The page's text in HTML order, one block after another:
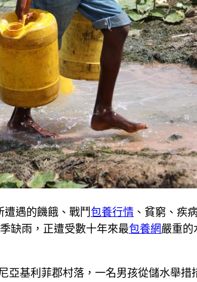
遭遇的饑餓、戰鬥包養行情 、貧窮、疾
缺雨，正遭受數十年來最包養網嚴重的
亞基利菲郡村落，一名男孩從儲水舉措